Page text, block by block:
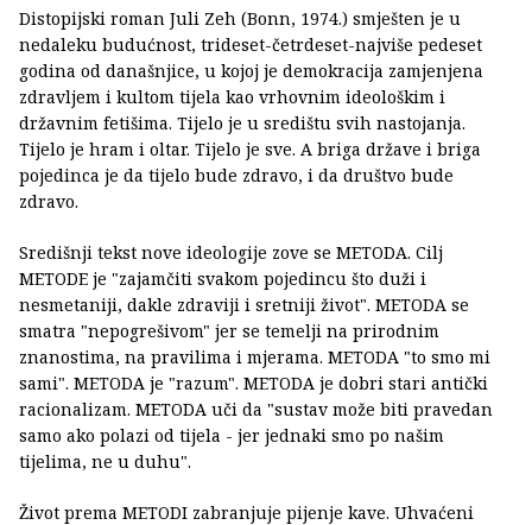
Distopijski roman Juli Zeh (Bonn, 1974.) smješten je u
nedaleku budućnost, trideset-četrdeset-najviše pedeset
godina od današnjice, u kojoj je demokracija zamjenjena
zdravljem i kultom tijela kao vrhovnim ideološkim i
državnim fetišima. Tijelo je u središtu svih nastojanja.
Tijelo je hram i oltar. Tijelo je sve. A briga države i briga
pojedinca je da tijelo bude zdravo, i da društvo bude
zdravo.
Središnji tekst nove ideologije zove se METODA. Cilj
METODE je "zajamčiti svakom pojedincu što duži i
nesmetaniji, dakle zdraviji i sretniji život". METODA se
smatra "nepogrešivom" jer se temelji na prirodnim
znanostima, na pravilima i mjerama. METODA "to smo mi
sami". METODA je "razum". METODA je dobri stari antički
racionalizam. METODA uči da "sustav može biti pravedan
samo ako polazi od tijela - jer jednaki smo po našim
tijelima, ne u duhu".
Život prema METODI zabranjuje pijenje kave. Uhvaćeni